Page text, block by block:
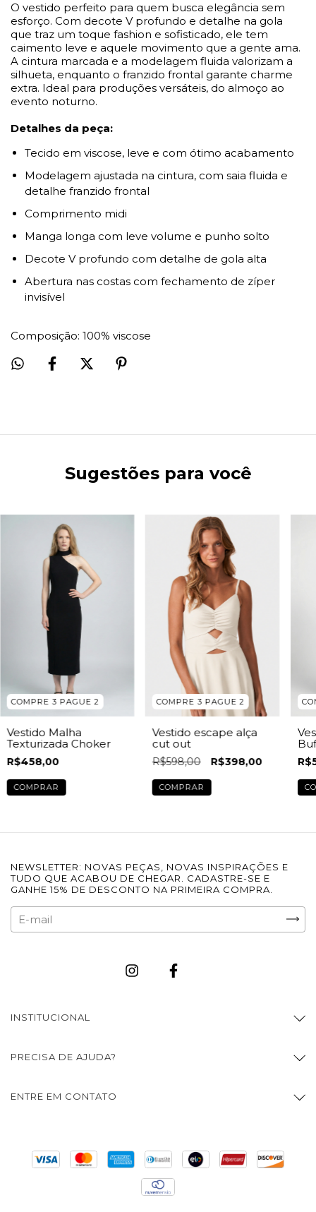
O vestido perfeito para quem busca elegância sem
esforço. Com decote V profundo e detalhe na gola
que traz um toque fashion e sofisticado, ele tem
caimento leve e aquele movimento que a gente ama.
A cintura marcada e a modelagem fluida valorizam a
silhueta, enquanto o franzido frontal garante charme
extra. Ideal para produções versáteis, do almoço ao
evento noturno.
Detalhes da peça:
Tecido em viscose, leve e com ótimo acabamento
Modelagem ajustada na cintura, com saia fluida e
detalhe franzido frontal
Comprimento midi
Manga longa com leve volume e punho solto
Decote V profundo com detalhe de gola alta
Abertura nas costas com fechamento de zíper
invisível
Composição: 100% viscose
Sugestões para você
COMPRE 3 PAGUE 2
Vestido Malha
Texturizada Choker
R$458,00
COMPRAR
COMPRE 3 PAGUE 2
Vestido escape alça
cut out
R$598,00 R$398,00
COMPRAR
NEWSLETTER: NOVAS PEÇAS, NOVAS INSPIRAÇÕES E
TUDO QUE ACABOU DE CHEGAR. CADASTRE-SE E
GANHE 15% DE DESCONTO NA PRIMEIRA COMPRA.
INSTITUCIONAL
PRECISA DE AJUDA?
ENTRE EM CONTATO